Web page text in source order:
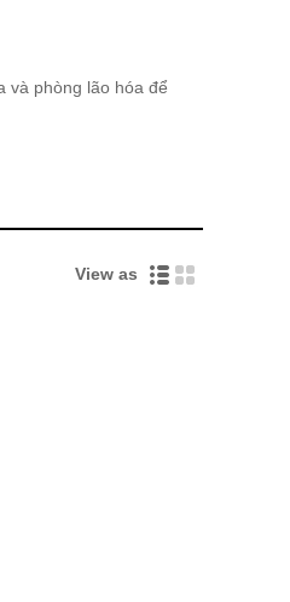
và phòng lão hóa để
View as